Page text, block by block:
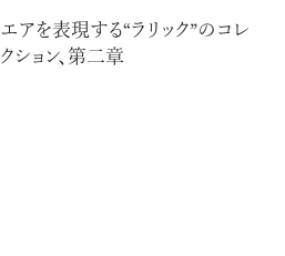
エアを表現する“ラリック”のコレ
クション、第二章